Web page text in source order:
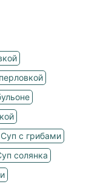
Суп с грибами
солянка